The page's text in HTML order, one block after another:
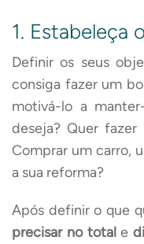
1. Estabeleça
Definir os seus
consiga fazer um
motivá-lo a
deseja? Quer
Comprar um carro,
a sua reforma?
Após definir o que
precisar no totale